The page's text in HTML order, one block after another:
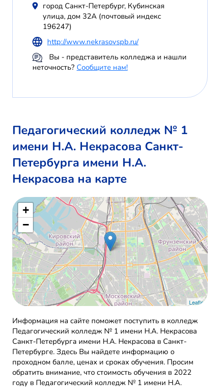
город Санкт-Петербург, Кубинская
улица, дом 32А (почтовый индекс
196247)
http://www.nekrasovspb.ru/
Вы - представитель колледжа и нашли
неточность? Сообщите нам!
Педагогический колледж № 1
имени Н.А. Некрасова Санкт-
Петербурга имени Н.А.
Некрасова на карте
+
−
Leaflet
Информация на сайте поможет поступить в колледж
Педагогический колледж № 1 имени Н.А. Некрасова
Санкт-Петербурга имени Н.А. Некрасова в Санкт-
Петербурге. Здесь Вы найдете информацию о
проходном балле, ценах и сроках обучения. Просим
обратить внимание, что стоимость обучения в 2022
году в Педагогический колледж № 1 имени Н.А.